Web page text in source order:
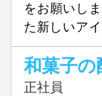
をお願いし
た新しいア
けながら、
和菓子の
正社員